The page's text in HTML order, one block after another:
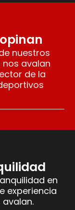
nuestros
nos avalan
de la
en
experiencia